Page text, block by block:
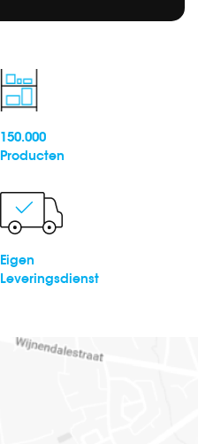
150.000
Producten
Eigen
Leveringsdienst